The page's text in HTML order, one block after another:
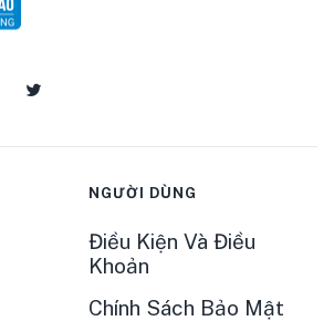
NGƯỜI DÙNG
Điều Kiện Và Điều
Khoản
Chính Sách Bảo Mật